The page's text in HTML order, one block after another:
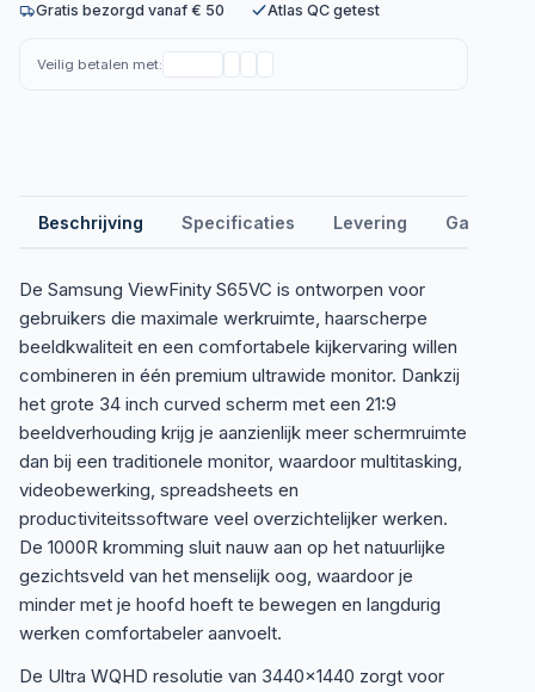
Gratis bezorgd vanaf € 50
Atlas QC getest
Veilig betalen met:
Beschrijving Specificaties Levering Garantie
De Samsung ViewFinity S65VC is ontworpen voor
gebruikers die maximale werkruimte, haarscherpe
beeldkwaliteit en een comfortabele kijkervaring willen
combineren in één premium ultrawide monitor. Dankzij
het grote 34 inch curved scherm met een 21:9
beeldverhouding krijg je aanzienlijk meer schermruimte
dan bij een traditionele monitor, waardoor multitasking,
videobewerking, spreadsheets en
productiviteitssoftware veel overzichtelijker werken.
De 1000R kromming sluit nauw aan op het natuurlijke
gezichtsveld van het menselijk oog, waardoor je
minder met je hoofd hoeft te bewegen en langdurig
werken comfortabeler aanvoelt.
De Ultra WQHD resolutie van 3440×1440 zorgt voor